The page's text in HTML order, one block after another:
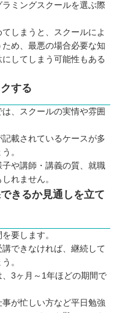
ルに通える制度
折しないために
プログラミングスクー
イエス）
）
ステーション
すめプログラミングス
ング教室
ング教室
ラミングスクールを見
ミングスクールを選ぶ際
しまうと、スクールによ
め、最悪の場合必要な知
してしまう可能性もある
する
、スクールの実情や雰囲
載されているケースが多
。
や講師・講義の質、就職
れません。
きるか見通しを立て
要します。
できなければ、継続して
。
3ヶ月～1年ほどの期間で
が忙しい方など平日勉強